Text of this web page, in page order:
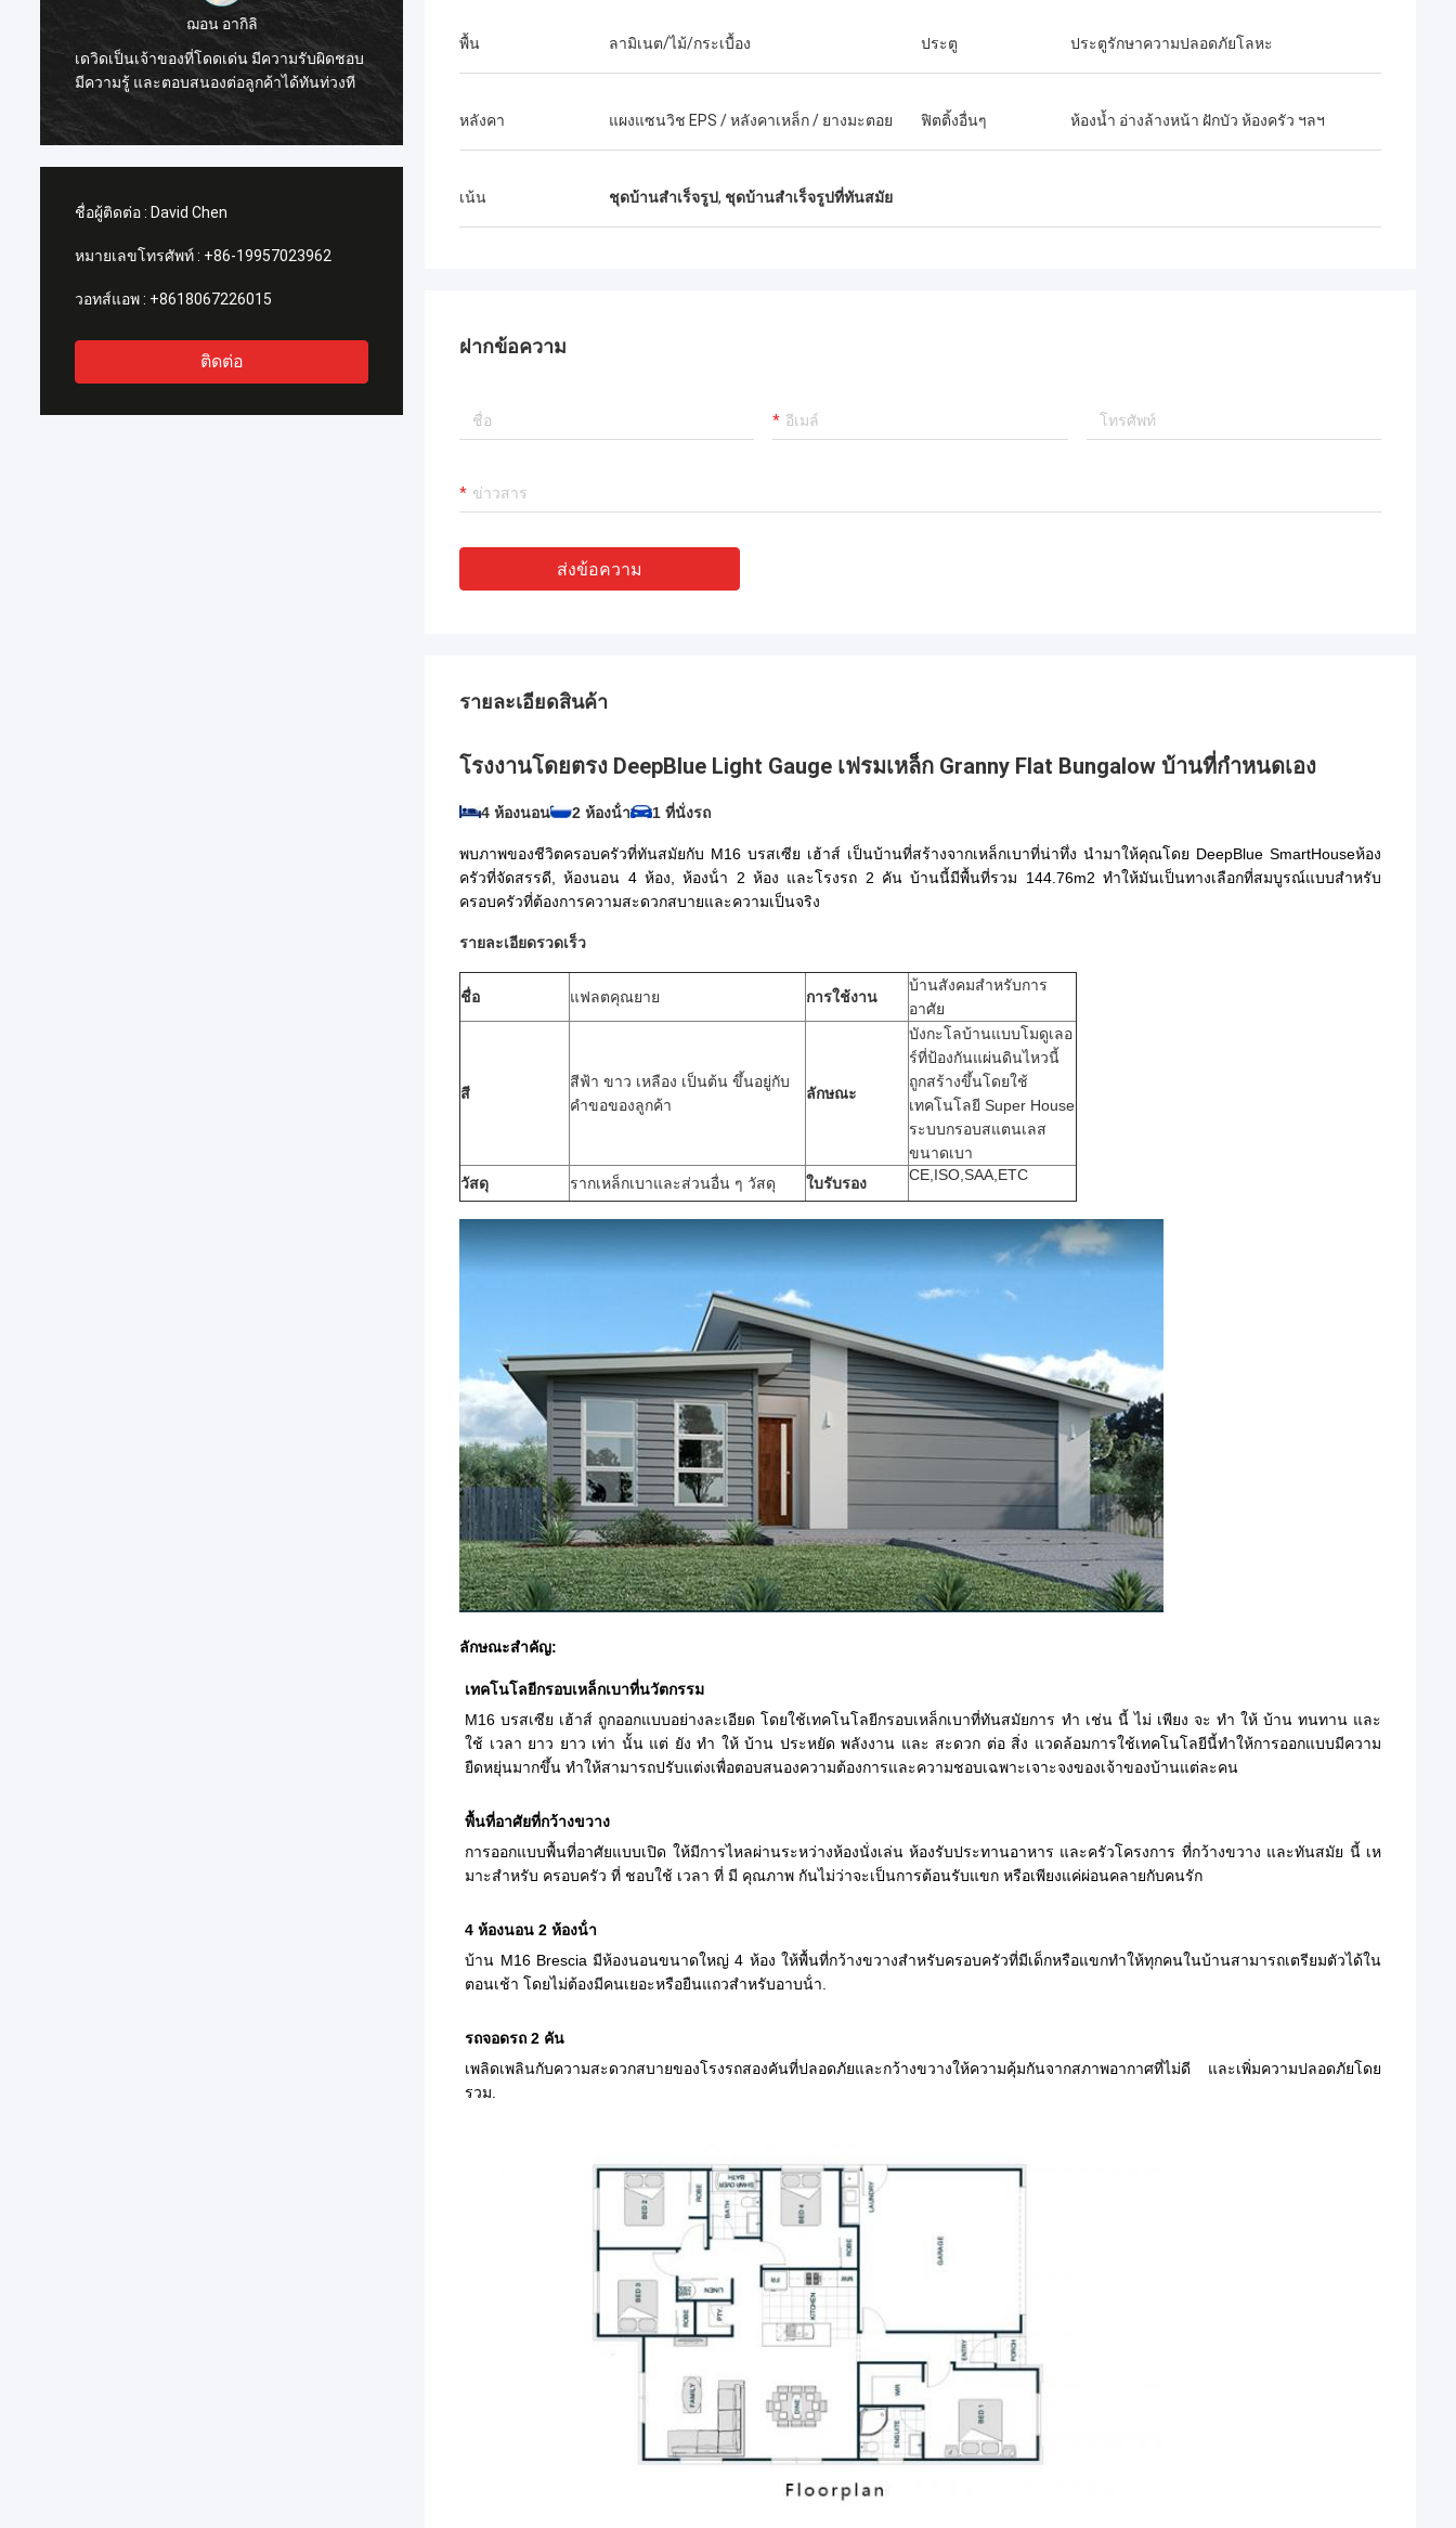
ฉันขอแนะนำ David จาก Deep Blue
Smarthouse สำหรับผู้ที่กำลังมองหาโซลูชัน
ที่อยู่อาศัยที่มีโครงเหล็กที่สามารถจัดส่งได้ทุก
เป็นทีมที่ยอดเยี่ยมมาก ฉันมีความสุขที่ได้เป็น
หุ้นส่วน และฉันก็มีความสุขที่ได้เป็นเพื่อนใน
ชื่อผู้ติดต่อ : David Chen
หมายเลขโทรศัพท์ : +86-19957023962
วอทส์แอพ : +8618067226015
ติดต่อ
พื้น ลามิเนต/ไม้/กระเบื้อง ประตู ประตูรักษาความปลอดภัยโลหะ
หลังคา แผงแซนวิช EPS / หลังคาเหล็ก / ยางมะตอย ฟิตติ้งอื่นๆ ห้องน้ำ อ่างล้างหน้า ฝักบัว ห้องครัว ฯลฯ
เน้น ชุดบ้านสำเร็จรูป, ชุดบ้านสำเร็จรูปที่ทันสมัย
ฝากข้อความ
ส่งข้อความ
รายละเอียดสินค้า
โรงงานโดยตรง DeepBlue Light Gauge เฟรมเหล็ก Granny Flat Bungalow บ้านที่กําหนดเอง
4 ห้องนอน 2 ห้องน้ํา 1 ที่นั่งรถ
พบภาพของชีวิตครอบครัวที่ทันสมัยกับ M16 บรสเซีย เฮ้าส์ เป็นบ้านที่สร้างจากเหล็กเบาที่น่าทึ่ง นํามาให้คุณโดย DeepBlue SmartHouseห้อง
ครัวที่จัดสรรดี, ห้องนอน 4 ห้อง, ห้องน้ํา 2 ห้อง และโรงรถ 2 คัน บ้านนี้มีพื้นที่รวม 144.76m2 ทําให้มันเป็นทางเลือกที่สมบูรณ์แบบสําหรับ
ครอบครัวที่ต้องการความสะดวกสบายและความเป็นจริง
รายละเอียดรวดเร็ว
ชื่อ แฟลตคุณยาย การใช้งาน
บ้านสังคมสําหรับการ
อาศัย
สี
สีฟ้า ขาว เหลือง เป็นต้น ขึ้นอยู่กับ
คําขอของลูกค้า
ลักษณะ
บังกะโลบ้านแบบโมดูเลอ
ร์ที่ป้องกันแผ่นดินไหวนี้
ถูกสร้างขึ้นโดยใช้
เทคโนโลยี Super House
ระบบกรอบสแตนเลส
ขนาดเบา
วัสดุ
รากเหล็กเบาและส่วนอื่น ๆ วัสดุ ใบรับรอง CE,ISO,SAA,ETC
ลักษณะสําคัญ:
เทคโนโลยีกรอบเหล็กเบาที่นวัตกรรม
M16 บรสเซีย เฮ้าส์ ถูกออกแบบอย่างละเอียด โดยใช้เทคโนโลยีกรอบเหล็กเบาที่ทันสมัยการ ทํา เช่น นี้ ไม่ เพียง จะ ทํา ให้ บ้าน ทนทาน และ
ใช้ เวลา ยาว ยาว เท่า นั้น แต่ ยัง ทํา ให้ บ้าน ประหยัด พลังงาน และ สะดวก ต่อ สิ่ง แวดล้อมการใช้เทคโนโลยีนี้ทําให้การออกแบบมีความ
ยืดหยุ่นมากขึ้น ทําให้สามารถปรับแต่งเพื่อตอบสนองความต้องการและความชอบเฉพาะเจาะจงของเจ้าของบ้านแต่ละคน
พื้นที่อาศัยที่กว้างขวาง
การออกแบบพื้นที่อาศัยแบบเปิด ให้มีการไหลผ่านระหว่างห้องนั่งเล่น ห้องรับประทานอาหาร และครัวโครงการ ที่กว้างขวาง และทันสมัย นี้ เห
มาะสําหรับ ครอบครัว ที่ ชอบใช้ เวลา ที่ มี คุณภาพ กันไม่ว่าจะเป็นการต้อนรับแขก หรือเพียงแค่ผ่อนคลายกับคนรัก
4 ห้องนอน 2 ห้องน้ํา
บ้าน M16 Brescia มีห้องนอนขนาดใหญ่ 4 ห้อง ให้พื้นที่กว้างขวางสําหรับครอบครัวที่มีเด็กหรือแขกทําให้ทุกคนในบ้านสามารถเตรียมตัวได้ใน
ตอนเช้า โดยไม่ต้องมีคนเยอะหรือยืนแถวสําหรับอาบน้ํา.
รถจอดรถ 2 คัน
เพลิดเพลินกับความสะดวกสบายของโรงรถสองคันที่ปลอดภัยและกว้างขวางให้ความคุ้มกันจากสภาพอากาศที่ไม่ดี และเพิ่มความปลอดภัยโดย
รวม.